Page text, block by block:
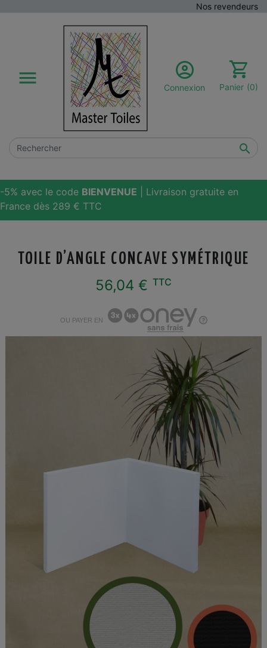
Nos revendeurs


Connexion Panier (0)
-5% avec le code BIENVENUE | Livraison gratuite en
France dès 289 € TTC
TOILE D’ANGLE CONCAVE SYMÉTRIQUE
56,04 € TTC
OU PAYER EN